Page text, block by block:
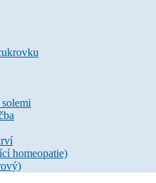
homeopatie)